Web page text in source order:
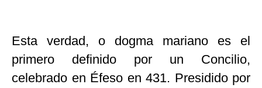
Esta verdad, o dogma mariano es el
primero definido por un Concilio,
celebrado en Éfeso en 431. Presidido por